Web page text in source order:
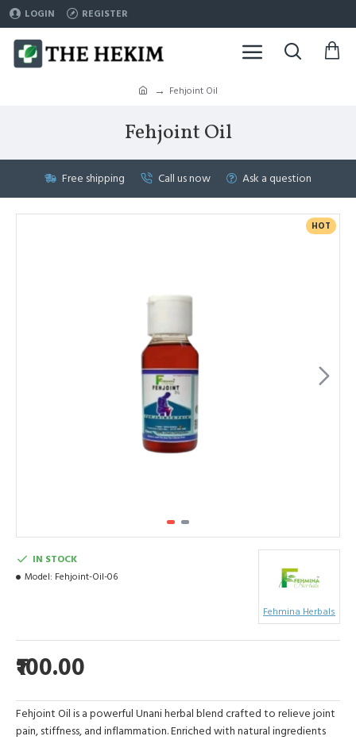
LOGIN REGISTER
Fehjoint Oil
Fehjoint Oil
Free shipping Call us now Ask a question
HOT
₹100.00
IN STOCK
Model: Fehjoint-Oil-06
Fehmina Herbals
Fehjoint Oil is a powerful Unani herbal blend crafted to relieve joint
pain, stiffness, and inflammation. Enriched with natural ingredients